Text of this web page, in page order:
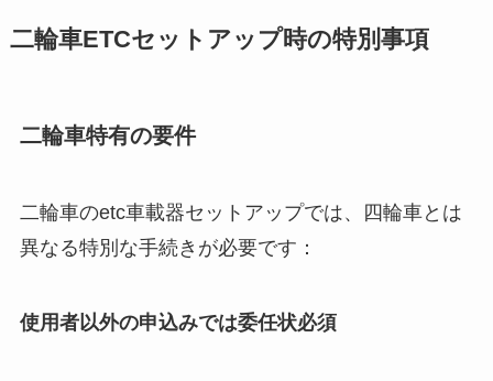
二輪車ETCセットアップ時の特別事項
二輪車特有の要件
二輪車のetc車載器セットアップでは、四輪車とは
異なる特別な手続きが必要です：
使用者以外の申込みでは委任状必須